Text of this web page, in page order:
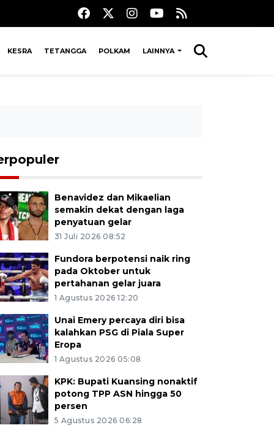
KESRA TETANGGA POLKAM LAINNYA
Benavidez dan Mikaelian
semakin dekat dengan laga
penyatuan gelar
31 Juli 2026 08:52
Fundora berpotensi naik ring
pada Oktober untuk
pertahanan gelar juara
1 Agustus 2026 12:20
Unai Emery percaya diri bisa
kalahkan PSG di Piala Super
Eropa
1 Agustus 2026 05:08
KPK: Bupati Kuansing nonaktif
potong TPP ASN hingga 50
persen
5 Agustus 2026 06:28